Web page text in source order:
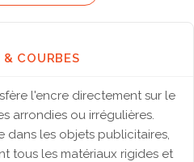
& COURBES
l'encre directement sur le
arrondies ou irrégulières.
dans les objets publicitaires,
tous les matériaux rigides et